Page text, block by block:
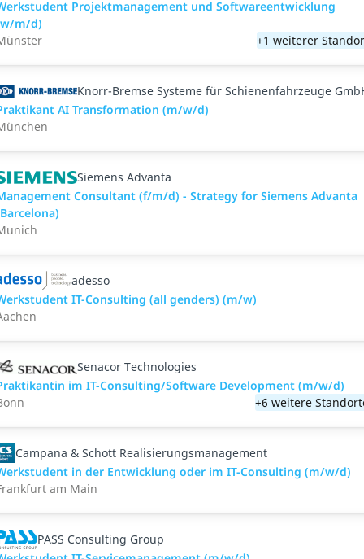
Projektmanagement und Softwareentwicklung
m/d)
+1 weiterer
Knorr-Bremse Systeme für Schienenfahrzeuge
AI Transformation (m/w/d)
Siemens Advanta
Consultant (f/m/d) - Strategy for Siemens Advanta
adesso
IT-Consulting (all genders) (m/w)
Senacor Technologies
im IT-Consulting/Software Development (m/w/d)
+6 weitere
Campana & Schott Realisierungsmanagement
in der Entwicklung oder im IT-Consulting (m/w/d)
am Main
PASS Consulting Group